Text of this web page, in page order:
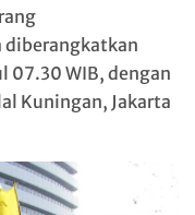
diberangkatkan
WIB, dengan
Kuningan, Jakarta